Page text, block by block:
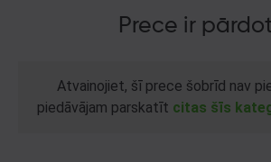
Prece ir
Atvainojiet, šī prece šobrīd nav
piedāvājam parskatīt citas šīs